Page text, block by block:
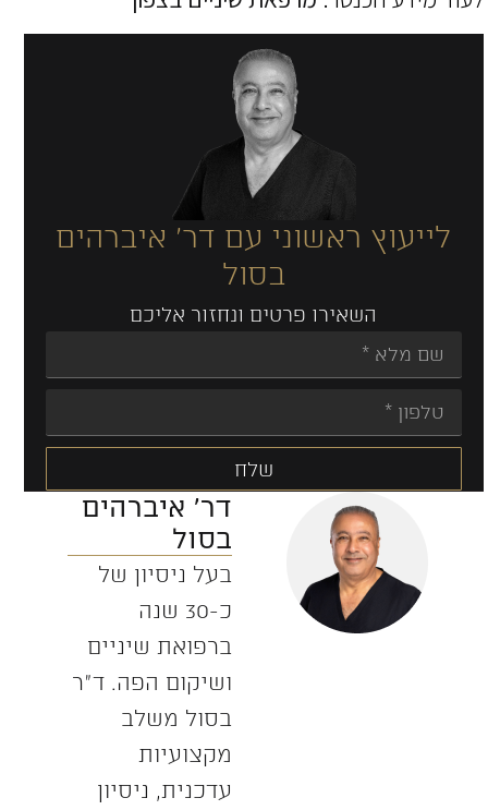
לייעוץ ראשוני עם דר' איברהים
בסול
השאירו פרטים ונחזור אליכם
שלח
Alternative:
דר' איברהים
בסול
בעל ניסיון של
כ-30 שנה
ברפואת שיניים
ושיקום הפה. ד”ר
בסול משלב
מקצועיות
עדכנית, ניסיון